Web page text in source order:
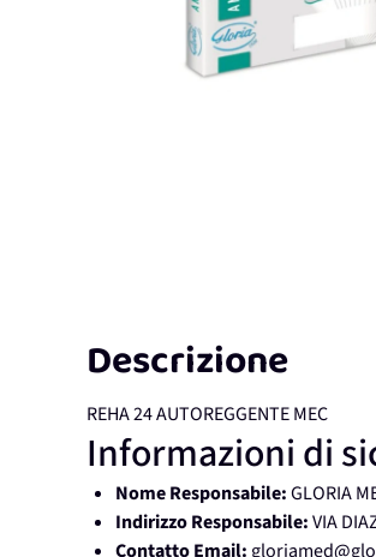
Descrizione
REHA 24 AUTOREGGENTE MEC
Informazioni di
Nome Responsabile:GLORIA
Indirizzo Responsabile:VIA
Contatto Email: